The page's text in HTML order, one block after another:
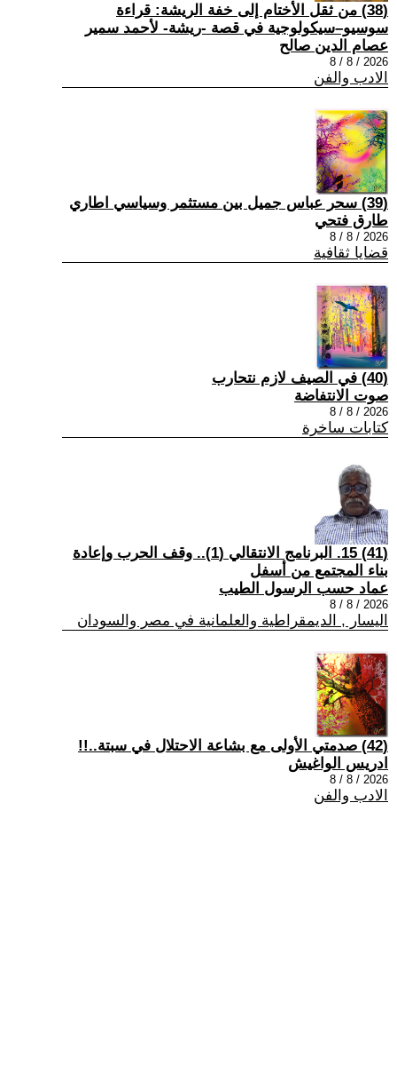
(38) من ثقل الأختام إلى خفة الريشة: قراءة
سوسيو–سيكولوجية في قصة -ريشة- لأحمد سمير
عصام الدين صالح
2026 / 8 / 8
الادب والفن
(39) سحر عباس جميل بين مستثمر وسياسي اطاري
طارق فتحي
2026 / 8 / 8
قضايا ثقافية
(40) في الصيف لازم نتحارب
صوت الانتفاضة
2026 / 8 / 8
كتابات ساخرة
(41) 15. البرنامج الانتقالي (1).. وقف الحرب وإعادة
بناء المجتمع من أسفل
عماد حسب الرسول الطيب
2026 / 8 / 8
اليسار , الديمقراطية والعلمانية في مصر والسودان
(42) صدمتي الأولى مع بشاعة الاحتلال في سبتة..!!
ادريس الواغيش
2026 / 8 / 8
الادب والفن